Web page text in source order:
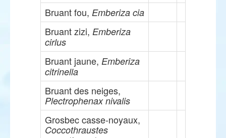
Bruant fou, Emberiza cia
Bruant zizi, Emberiza
cirlus
Bruant jaune, Emberiza
citrinella
Bruant des neiges,
Plectrophenax nivalis
Grosbec casse-noyaux,
Coccothraustes